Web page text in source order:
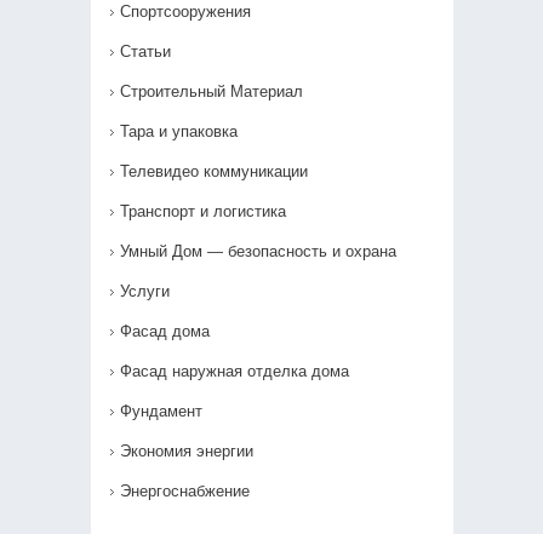
Спортсооружения
Статьи
Строительный Материал
Тара и упаковка
Телевидео коммуникации
Транспорт и логистика
Умный Дом — безопасность и охрана
Услуги
Фасад дома
Фасад наружная отделка дома
Фундамент
Экономия энергии
Энергоснабжение